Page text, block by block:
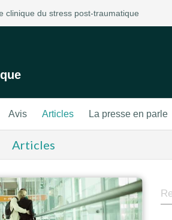
clinique du stress post-traumatique
Avis Articles La presse en parle
Articles